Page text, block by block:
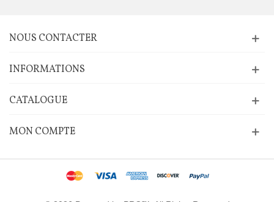
NOUS CONTACTER
INFORMATIONS
CATALOGUE
MON COMPTE